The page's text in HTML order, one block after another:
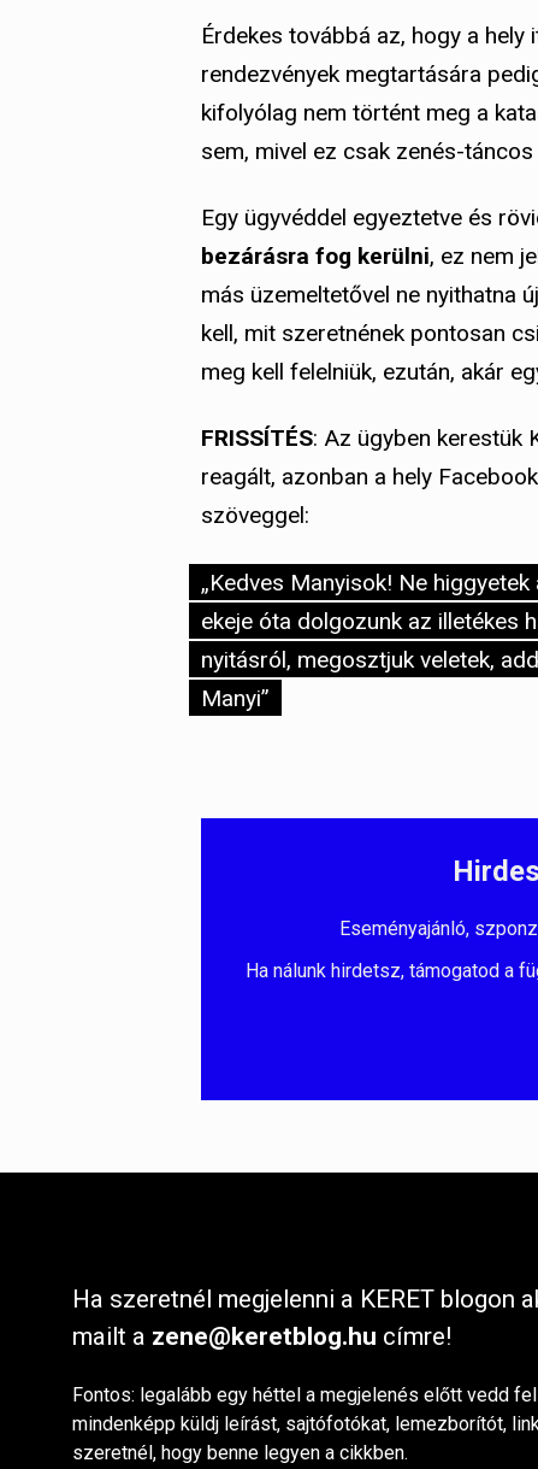
Érdekes továbbá az, hogy a
rendezvények megtartására
kifolyólag nem történt meg a
sem, mivel ez csak zenés-
Egy ügyvéddel egyeztetve és
bezárásra fog kerülni, ez nem
más üzemeltetővel ne nyithatna
kell, mit szeretnének pontosan
meg kell felelniük, ezután, akár
FRISSÍTÉS: Az ügyben kerestük
reagált, azonban a hely
szöveggel:
„Kedves Manyisok! Ne
ekeje óta dolgozunk az illetékes
nyitásról, megosztjuk veletek,
Manyi”
Eseményajánló,
Ha nálunk hirdetsz, támogatod a
Ha szeretnél megjelenni a KERET blogon
mailt a zene@keretblog.hu címre!
Fontos: legalább egy héttel a megjelenés előtt vedd
mindenképp küldj leírást, sajtófotókat, lemezborítót,
szeretnél, hogy benne legyen a cikkben.